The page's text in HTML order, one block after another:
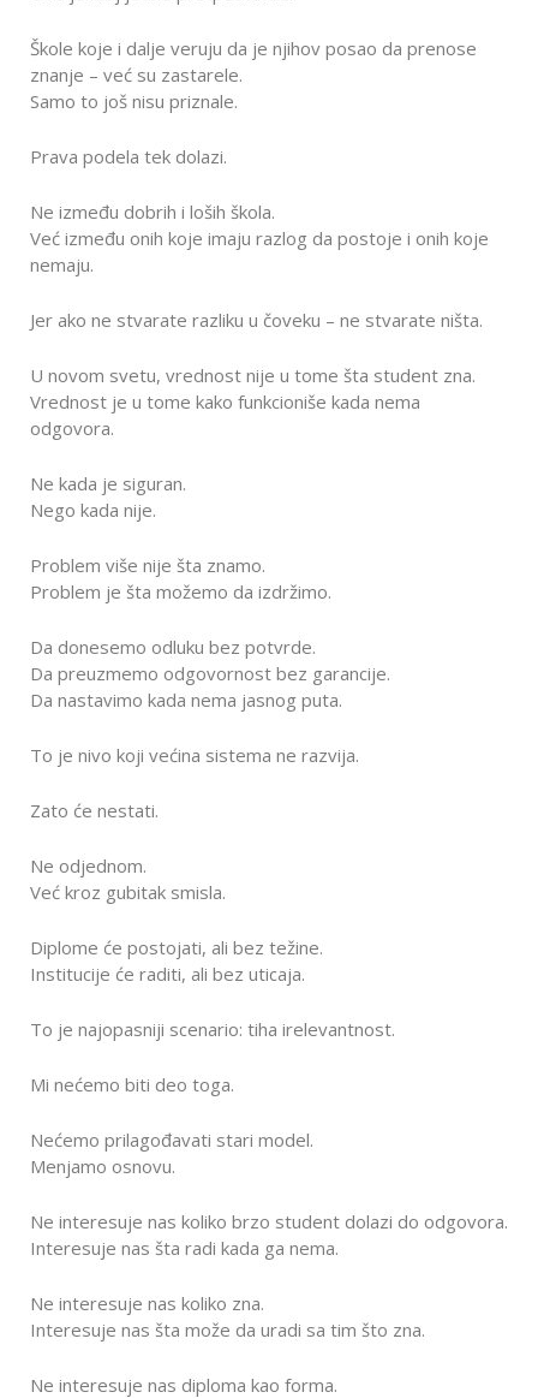
Škole koje i dalje veruju da je njihov posao da prenose
znanje – već su zastarele.
Samo to još nisu priznale.
Prava podela tek dolazi.
Ne između dobrih i loših škola.
Već između onih koje imaju razlog da postoje i onih koje
nemaju.
Jer ako ne stvarate razliku u čoveku – ne stvarate ništa.
U novom svetu, vrednost nije u tome šta student zna.
Vrednost je u tome kako funkcioniše kada nema
odgovora.
Ne kada je siguran.
Nego kada nije.
Problem više nije šta znamo.
Problem je šta možemo da izdržimo.
Da donesemo odluku bez potvrde.
Da preuzmemo odgovornost bez garancije.
Da nastavimo kada nema jasnog puta.
To je nivo koji većina sistema ne razvija.
Zato će nestati.
Ne odjednom.
Već kroz gubitak smisla.
Diplome će postojati, ali bez težine.
Institucije će raditi, ali bez uticaja.
To je najopasniji scenario: tiha irelevantnost.
Mi nećemo biti deo toga.
Nećemo prilagođavati stari model.
Menjamo osnovu.
Ne interesuje nas koliko brzo student dolazi do odgovora.
Interesuje nas šta radi kada ga nema.
Ne interesuje nas koliko zna.
Interesuje nas šta može da uradi sa tim što zna.
Ne interesuje nas diploma kao forma.